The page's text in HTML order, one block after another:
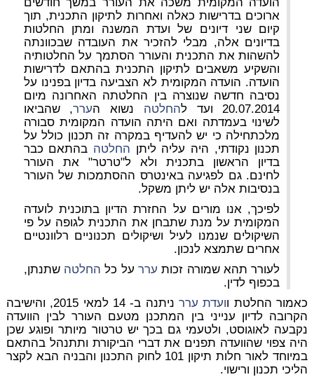
ארוכים בדרישות כאלה ואחרות לתיקון התכנית, תוך
קיום שני דיונים של ועדת המשנה ומתן החלטות
בדיונים אלה, מבלי להזכיר את העובדה שבכוונתה
להשהות את התכנית והעורר הסתמך על החלטותיה
והשקיע משאבים לתיקון התכנית בהתאם לדרישות
הועדה. הועדה המקומית לא הצביעה בדיון בפנינו על
נסיבה חדשה שנוצרה בין החלטתה האחרונה מיום
20.07.2014 ועד ל
החלטה נשוא הערר, שהביאו
לשינוי בעמדתה ואם היתה הועדה המקומית סבורה
מלכתחילה כי יש להעדיף במקרה זה תכנון כולל על
תכנון נקודתי, היה עליה ליתן החלטה בהתאם כבר
בדיון הראשון בתכנית ולא ל"טרטר" את העורר
לחינם. גם לפגיעה באינטרס ההסתמכות של העורר
בנסיבות אלה יש ליתן משקל.
לפיכך, אנו מורים על החזרת הדיון בתוכנית לועדה
המקומית על מנת שתבחן את התכנית לגופה על פי
השיקולים שנמנו לעיל ושיקולים תכנוניים רלוונטיים
אחרים שתמצא לנכון.
לעורר תהא שמורה זכות עררעל כל החלטה שתנתן,
בכפוף לדין.
כאמור החלטת וועדת ערר
ניתנה ב- 14 למאי 2015, והישיבה
הקרובה לדיון ענייני בין המתכנן מטעם העורר לבין הוועדה
נקבעה לאוגוסט, ולטעמי גם בכך יש טרטור מיותר ופוגע שכן
היה צפוי שהוועדה תפנים את דברי הביקורת ותתנהל בהתאם
במיוחד לאור חלות תיקון 101 לחוק התכנון והבניה הבא לקצר
הליכי תכנון ורישוי.